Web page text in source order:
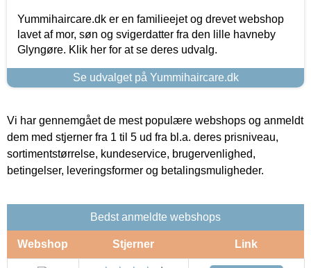
Yummihaircare.dk er en familieejet og drevet webshop
lavet af mor, søn og svigerdatter fra den lille havneby
Glyngøre. Klik her for at se deres udvalg.
Se udvalget på Yummihaircare.dk
Vi har gennemgået de mest populære webshops og anmeldt
dem med stjerner fra 1 til 5 ud fra bl.a. deres prisniveau,
sortimentstørrelse, kundeservice, brugervenlighed,
betingelser, leveringsformer og betalingsmuligheder.
Bedst anmeldte webshops
Webshop Stjerner Link